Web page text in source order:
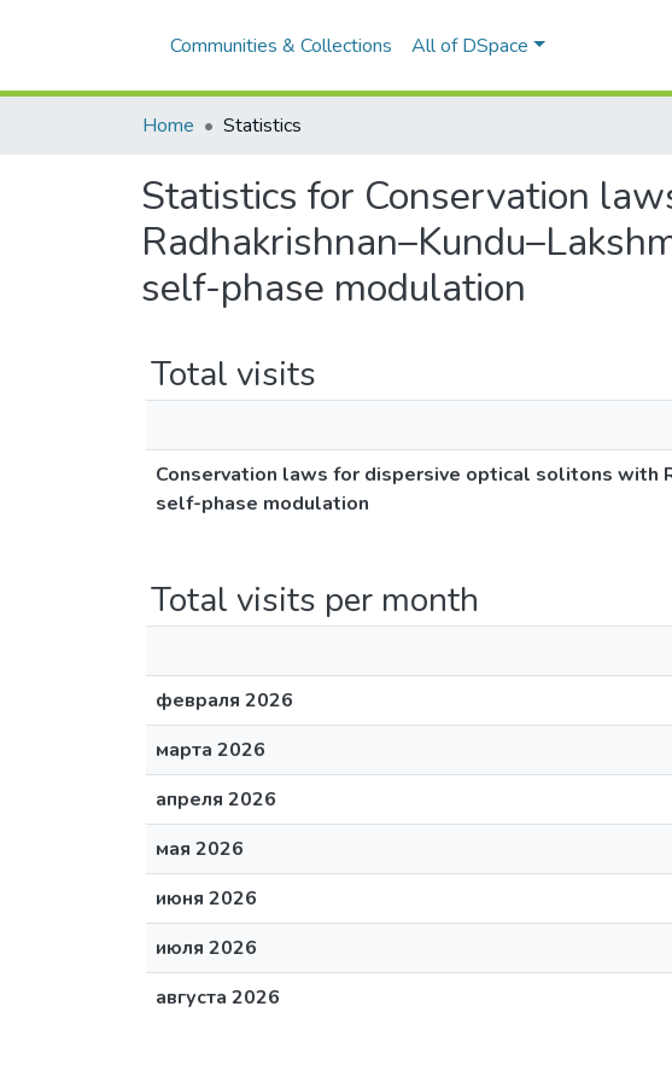
Communities & Collections All of DSpace
Home Statistics
Statistics for Conservation
self-phase modulation
Total visits
Conservation laws for dispersive optical solitons with
self-phase modulation
Total visits per month
февраля 2026
марта 2026
апреля 2026
мая 2026
июня 2026
июля 2026
августа 2026